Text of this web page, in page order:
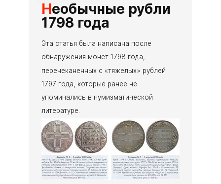
Необычные рубли
1798 года
Эта статья была написана после
обнаружения монет 1798 года,
перечеканенных с «тяжелых» рублей
1797 года, которые ранее не
упоминались в нумизматической
литературе.